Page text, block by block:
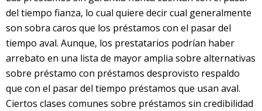
del tiempo fianza, lo cual quiere decir cual generalmente
son sobra caros que los préstamos con el pasar del
tiempo aval. Aunque, los prestatarios podrían haber
arrebato en una lista de mayor amplia sobre alternativas
sobre préstamo con préstamos desprovisto respaldo
que con el pasar del tiempo préstamos que usan aval.
Ciertos clases comunes sobre préstamos sin credibilidad